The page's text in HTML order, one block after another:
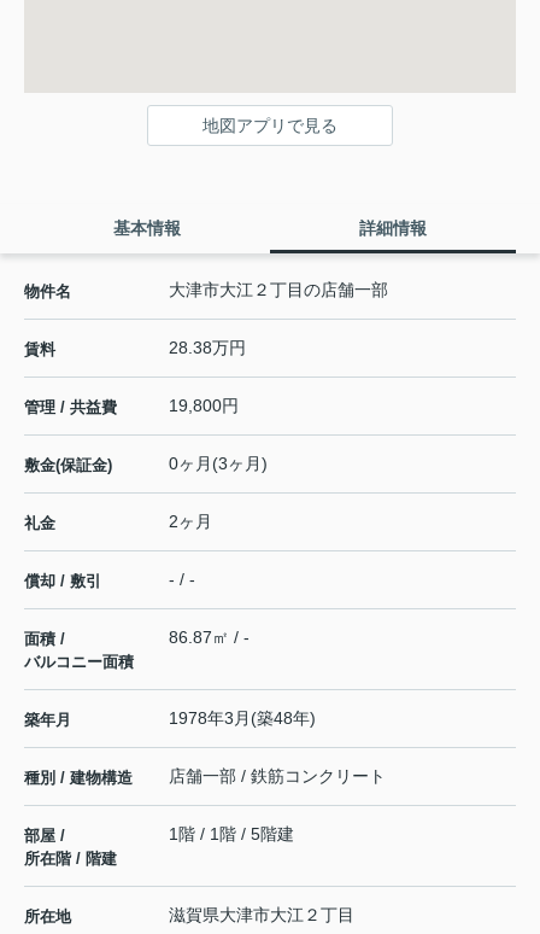
地図アプリで見る
基本情報 詳細情報
物件名 大津市大江２丁目の店舗一部
賃料 28.38万円
管理 / 共益費 19,800円
敷金(保証金) 0ヶ月(3ヶ月)
礼金 2ヶ月
償却 / 敷引 - / -
面積 /
バルコニー面積
86.87㎡ / -
築年月 1978年3月(築48年)
種別 / 建物構造 店舗一部 / 鉄筋コンクリート
部屋 /
所在階 / 階建
1階 / 1階 / 5階建
所在地 滋賀県大津市大江 ２丁目